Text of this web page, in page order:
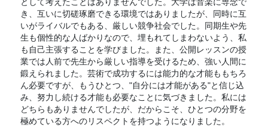
き、互いに切磋琢磨できる環境ではありましたが、同時に互
いがライバルでもある、厳しい競争社会でした。同期生や先
生も個性的な人ばかりなので、埋もれてしまわないよう、私
も自己主張することを学びました。また、公開レッスンの授
業では人前で先生から厳しい指導を受けるため、強い人間に
鍛えられました。芸術で成功するには能力的な才能ももちろ
ん必要ですが、もうひとつ、"自分には才能がある"と信じ込
み、努力し続ける才能も必要なことに気づきました。私には
どちらもありませんでしたが、だからこそ、ひとつの分野を
極めている方へのリスペクトを持つようになりました。